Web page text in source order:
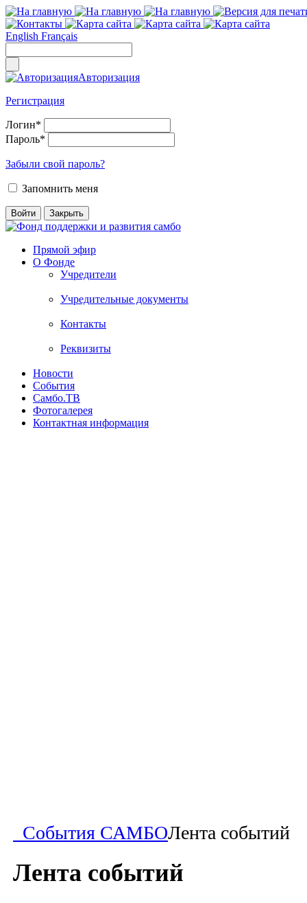
English Français
Авторизация
Регистрация
Логин*
Пароль*
Забыли свой пароль?
Запомнить меня
Прямой эфир
О Фонде
Учредители
Учредительные документы
Контакты
Реквизиты
Новости
События
Самбо.ТВ
Фотогалерея
Контактная информация
События САМБОЛента событий
Лента событий